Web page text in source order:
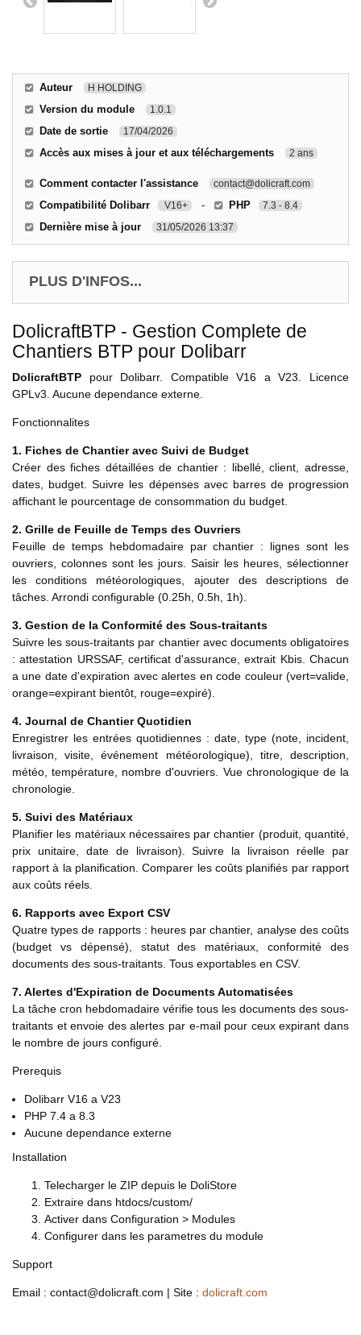
Auteur H HOLDING
Version du module 1.0.1
Date de sortie 17/04/2026
Accès aux mises à jour et aux téléchargements 2 ans
Comment contacter l'assistance contact@dolicraft.com
Compatibilité Dolibarr V16+ - PHP 7.3 - 8.4
Dernière mise à jour 31/05/2026 13:37
PLUS D'INFOS...
DolicraftBTP - Gestion Complete de
Chantiers BTP pour Dolibarr
DolicraftBTP pour Dolibarr. Compatible V16 a V23. Licence
GPLv3. Aucune dependance externe.
Fonctionnalites
1. Fiches de Chantier avec Suivi de Budget
Créer des fiches détaillées de chantier : libellé, client, adresse,
dates, budget. Suivre les dépenses avec barres de progression
affichant le pourcentage de consommation du budget.
2. Grille de Feuille de Temps des Ouvriers
Feuille de temps hebdomadaire par chantier : lignes sont les
ouvriers, colonnes sont les jours. Saisir les heures, sélectionner
les conditions météorologiques, ajouter des descriptions de
tâches. Arrondi configurable (0.25h, 0.5h, 1h).
3. Gestion de la Conformité des Sous-traitants
Suivre les sous-traitants par chantier avec documents obligatoires
: attestation URSSAF, certificat d'assurance, extrait Kbis. Chacun
a une date d'expiration avec alertes en code couleur (vert=valide,
orange=expirant bientôt, rouge=expiré).
4. Journal de Chantier Quotidien
Enregistrer les entrées quotidiennes : date, type (note, incident,
livraison, visite, événement météorologique), titre, description,
météo, température, nombre d'ouvriers. Vue chronologique de la
chronologie.
5. Suivi des Matériaux
Planifier les matériaux nécessaires par chantier (produit, quantité,
prix unitaire, date de livraison). Suivre la livraison réelle par
rapport à la planification. Comparer les coûts planifiés par rapport
aux coûts réels.
6. Rapports avec Export CSV
Quatre types de rapports : heures par chantier, analyse des coûts
(budget vs dépensé), statut des matériaux, conformité des
documents des sous-traitants. Tous exportables en CSV.
7. Alertes d'Expiration de Documents Automatisées
La tâche cron hebdomadaire vérifie tous les documents des sous-
traitants et envoie des alertes par e-mail pour ceux expirant dans
le nombre de jours configuré.
Prerequis
Dolibarr V16 a V23
PHP 7.4 a 8.3
Aucune dependance externe
Installation
Telecharger le ZIP depuis le DoliStore
Extraire dans htdocs/custom/
Activer dans Configuration > Modules
Configurer dans les parametres du module
Support
Email : contact@dolicraft.com | Site : dolicraft.com